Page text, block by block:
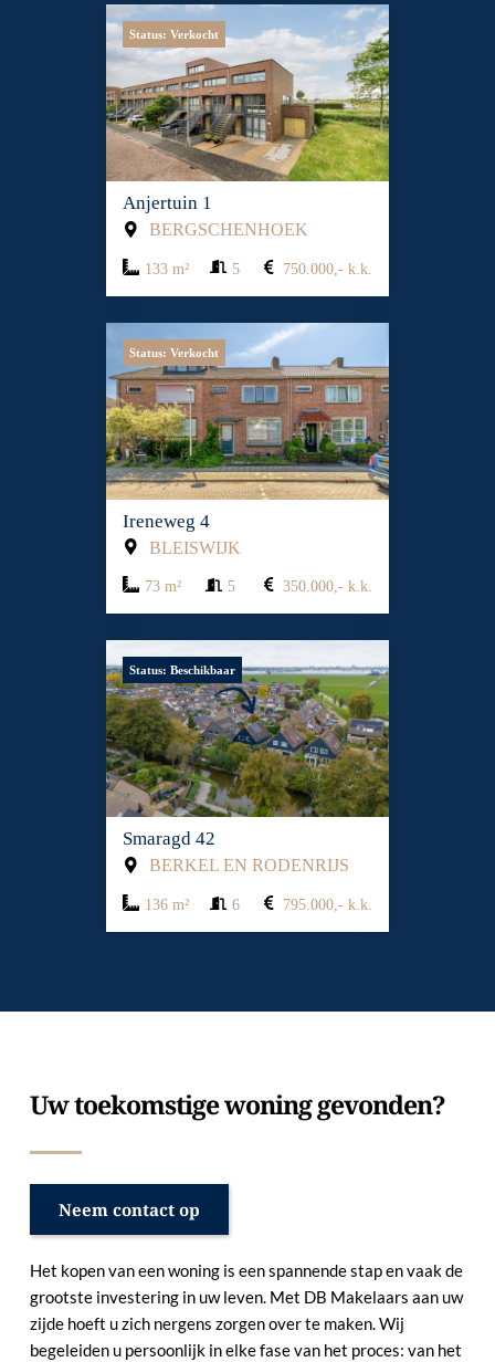
Anjertuin 1
BERGSCHENHOEK
Status: Verkocht
133 m² 5 750.000,- k.k.
Ireneweg 4
BLEISWIJK
Status: Verkocht
73 m² 5 350.000,- k.k.
Smaragd 42
BERKEL EN RODENRIJS
Status: Beschikbaar
136 m² 6 795.000,- k.k.
Uw toekomstige woning gevonden?
Neem contact op
Het kopen van een woning is een spannende stap en vaak de
grootste investering in uw leven. Met DB Makelaars aan uw
zijde hoeft u zich nergens zorgen over te maken. Wij
begeleiden u persoonlijk in elke fase van het proces: van het